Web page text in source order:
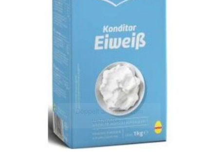
Doppelt antippen zum
vergrößern